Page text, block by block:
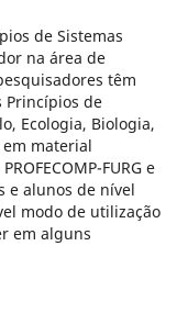
de Sistemas
na área de
têm
Princípios de
Ecologia, Biologia,
em material
FURG e
e alunos de nível
modo de utilização
em alguns